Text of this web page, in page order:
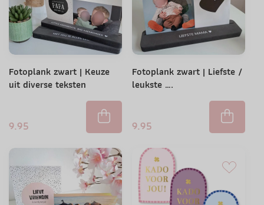
Fotoplank zwart | Keuze
uit diverse teksten
9.95
Fotoplank zwart | Liefste /
leukste ….
9.95